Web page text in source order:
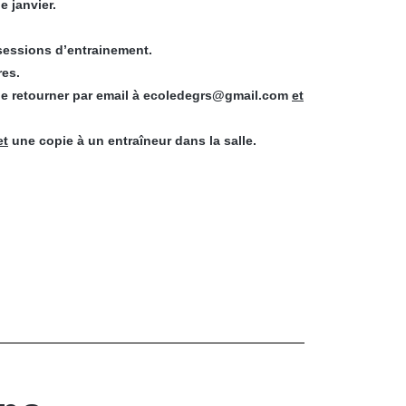
janvier.
d’entrainement.
par email à ecoledegrs@gmail.com et
une copie à un entraîneur dans la salle.